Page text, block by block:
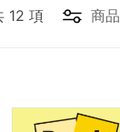
12 項 商